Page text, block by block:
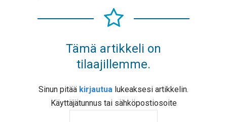
Tämä artikkeli on
tilaajillemme.
Sinun pitää kirjautua lukeaksesi artikkelin.
Käyttäjätunnus tai sähköpostiosoite